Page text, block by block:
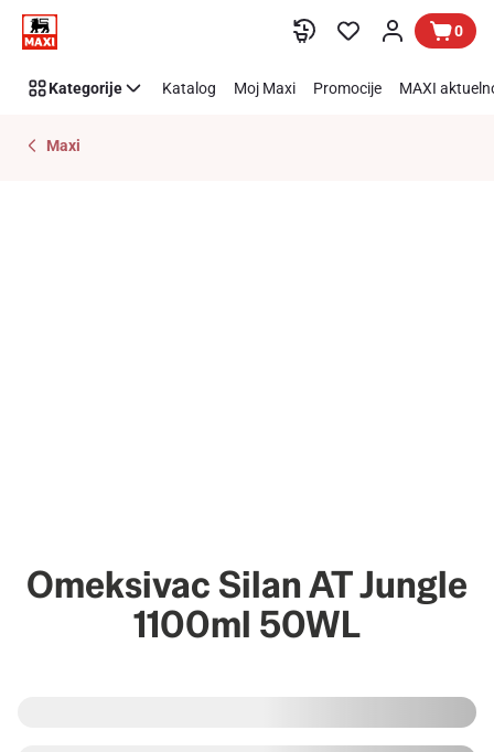
Preskoči link 0
Kategorije Katalog Moj Maxi Promocije MAXI
Maxi
Omeksivac Silan AT Jungle
1100ml 50WL